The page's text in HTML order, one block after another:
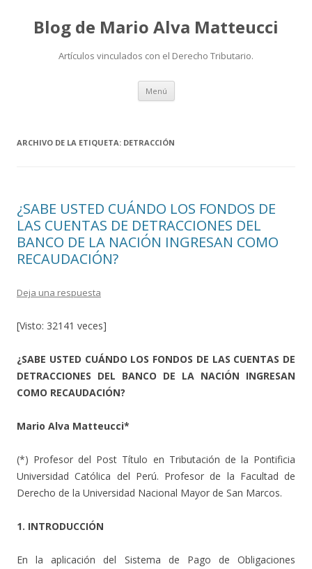
Blog de Mario Alva Matteucci
Artículos vinculados con el Derecho Tributario.
Menú Ir
contenido
ARCHIVO DE LA ETIQUETA: DETRACCIÓN
¿SABE USTED CUÁNDO LOS FONDOS DE
LAS CUENTAS DE DETRACCIONES DEL
BANCO DE LA NACIÓN INGRESAN COMO
RECAUDACIÓN?
Deja una respuesta
[Visto: 32141 veces]
¿SABE USTED CUÁNDO LOS FONDOS DE LAS CUENTAS DE
DETRACCIONES DEL BANCO DE LA NACIÓN INGRESAN
COMO RECAUDACIÓN?
Mario Alva Matteucci*
(*) Profesor del Post Título en Tributación de la Pontificia
Universidad Católica del Perú. Profesor de la Facultad de
Derecho de la Universidad Nacional Mayor de San Marcos.
1. INTRODUCCIÓN
En la aplicación del Sistema de Pago de Obligaciones